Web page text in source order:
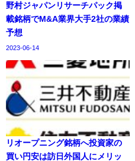
野村ジャパンリサーチパック掲
載銘柄でM&A業界大手2社の業績
予想
2023-06-14
リオープニング銘柄へ投資家の
買い円安は訪日外国人にメリッ